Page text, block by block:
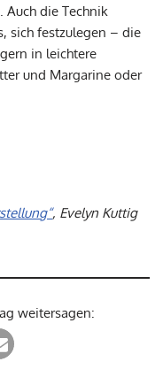
Auch die Technik
sich festzulegen – die
in leichtere
und Margarine oder
, Evelyn Kuttig
weitersagen: